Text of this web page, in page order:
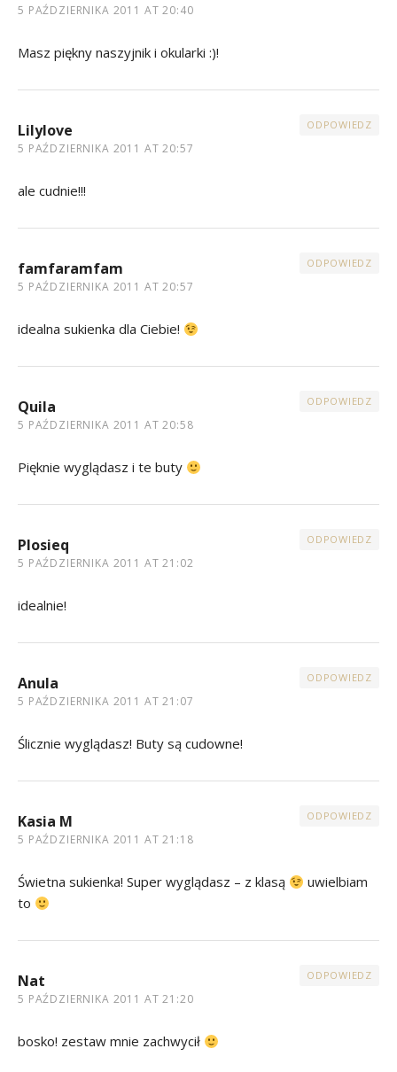
5 PAŹDZIERNIKA 2011 AT 20:40
Masz piękny naszyjnik i okularki :)!
Lilylove
5 PAŹDZIERNIKA 2011 AT 20:57
ODPOWIEDZ
ale cudnie!!!
famfaramfam
5 PAŹDZIERNIKA 2011 AT 20:57
ODPOWIEDZ
idealna sukienka dla Ciebie!
Quila
5 PAŹDZIERNIKA 2011 AT 20:58
ODPOWIEDZ
Pięknie wyglądasz i te buty
Plosieq
5 PAŹDZIERNIKA 2011 AT 21:02
ODPOWIEDZ
idealnie!
Anula
5 PAŹDZIERNIKA 2011 AT 21:07
ODPOWIEDZ
Ślicznie wyglądasz! Buty są cudowne!
Kasia M
5 PAŹDZIERNIKA 2011 AT 21:18
ODPOWIEDZ
Świetna sukienka! Super wyglądasz – z klasą
uwielbiam
to
Nat
5 PAŹDZIERNIKA 2011 AT 21:20
ODPOWIEDZ
bosko! zestaw mnie zachwycił